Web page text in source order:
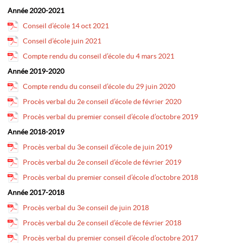
Année 2020-2021
Conseil d’école 14 oct 2021
Conseil d’école juin 2021
Compte rendu du conseil d’école du 4 mars 2021
Année 2019-2020
Compte rendu du conseil d’école du 29 juin 2020
Procès verbal du 2e conseil d’école de février 2020
Procès verbal du premier conseil d’école d’octobre 2019
Année 2018-2019
Procès verbal du 3e conseil d’école de juin 2019
Procès verbal du 2e conseil d’école de février 2019
Procès verbal du premier conseil d’école d’octobre 2018
Année 2017-2018
Procès verbal du 3e conseil de juin 2018
Procès verbal du 2e conseil d’école de février 2018
Procès verbal du premier conseil d’école d’octobre 2017